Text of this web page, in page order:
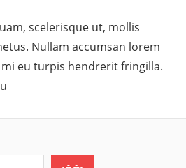
scelerisque ut, mollis
Nullam accumsan lorem
eu turpis hendrerit fringilla.